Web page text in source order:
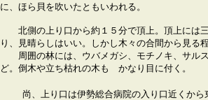
に、ほら貝を吹いたともいわれる。
北側の上り口から約１５分で頂上。頂上には
り、見晴らしはいい。しかし木々の合間から見る程
周囲の林には、ウバメガシ、モチノキ、サル
ど。倒木や立ち枯れの木も かなり目に付く。
尚、上り口は伊勢総合病院の入り口近くから